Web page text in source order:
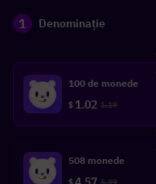
1 Denominație
100 de monede
$ 1.02 1.19
508 monede